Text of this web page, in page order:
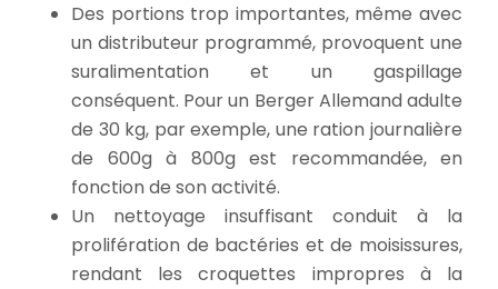
Des portions trop importantes, même avec
un distributeur programmé, provoquent une
suralimentation et un gaspillage
conséquent. Pour un Berger Allemand adulte
de 30 kg, par exemple, une ration journalière
de 600g à 800g est recommandée, en
fonction de son activité.
Un nettoyage insuffisant conduit à la
prolifération de bactéries et de moisissures,
rendant les croquettes impropres à la